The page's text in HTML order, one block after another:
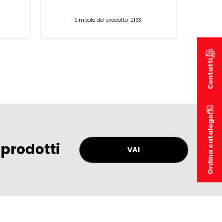
Ordina catalogo
Contatti
Simbolo del prodotto 12163
VAI